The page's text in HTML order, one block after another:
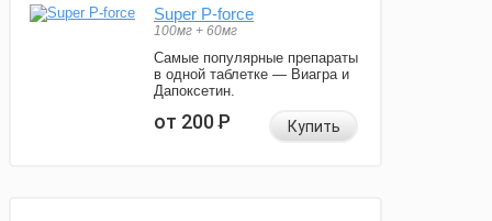
Super P-force
100мг + 60мг
Самые популярные препараты
в одной таблетке — Виагра и
Дапоксетин.
от 200Р Купить